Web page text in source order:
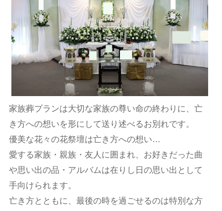
家族葬プランは大切な家族の尊い命の終わりに、亡
き方への想いを形にして送り述べるお別れです。
優美な花々の花祭壇は亡き方への想い…
愛する家族・親族・友人に囲まれ、お好きだった曲
や思い出の品・アルバムは在りし日の思い出として
手向けられます。
亡き方とともに、最後の時を過ごせるのは特別な方